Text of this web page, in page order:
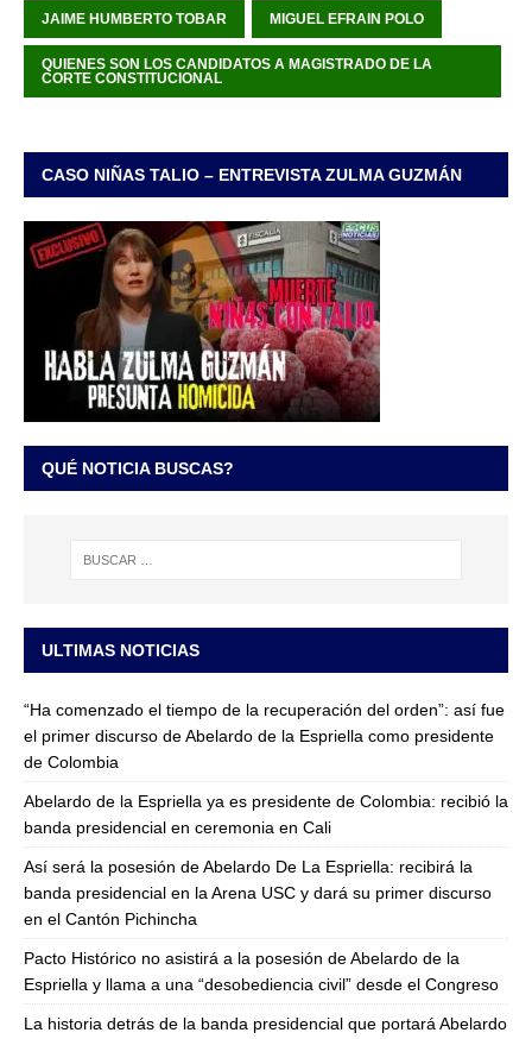
JAIME HUMBERTO TOBAR MIGUEL EFRAIN POLO
QUIENES SON LOS CANDIDATOS A MAGISTRADO DE LA
CORTE CONSTITUCIONAL
CASO NIÑAS TALIO – ENTREVISTA ZULMA GUZMÁN
QUÉ NOTICIA BUSCAS?
ULTIMAS NOTICIAS
“Ha comenzado el tiempo de la recuperación del orden”: así fue
el primer discurso de Abelardo de la Espriella como presidente
de Colombia
Abelardo de la Espriella ya es presidente de Colombia: recibió la
banda presidencial en ceremonia en Cali
Así será la posesión de Abelardo De La Espriella: recibirá la
banda presidencial en la Arena USC y dará su primer discurso
en el Cantón Pichincha
Pacto Histórico no asistirá a la posesión de Abelardo de la
Espriella y llama a una “desobediencia civil” desde el Congreso
La historia detrás de la banda presidencial que portará Abelardo